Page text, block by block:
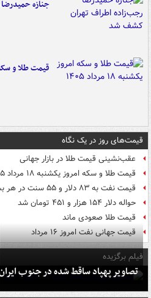
جنازه
قیمت طلا و سکه
قیمت‌های روز در یک نگاه
عقب‌نشینی قیمت طلا در بازار جهانی
قیمت طلا و سکه امروز یکشنبه ۱۸ مرداد ۱۴۰۵
قیمت نفت به ۸۳ دلار و ۵۵ سنت در هر بشکه رسید
حواله دلار ۱۵۴ هزار و ۴۵۱ تومان شد
قیمت طلا صعودی ماند
قیمت جهانی نفت امروز ۱۶ مرداد
فیلم برگزیده
تصاویر پهپاد ساقط شده در جنوب